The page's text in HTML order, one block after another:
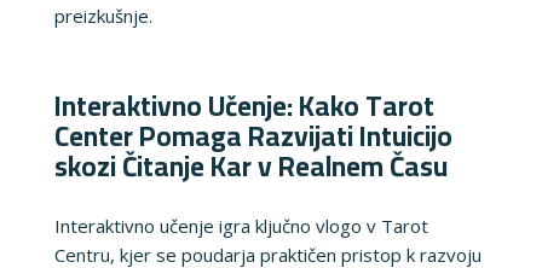
preizkušnje.
Interaktivno Učenje: Kako Tarot
Center Pomaga Razvijati Intuicijo
skozi Čitanje Kar v Realnem Času
Interaktivno učenje igra ključno vlogo v Tarot
Centru, kjer se poudarja praktičen pristop k razvoju